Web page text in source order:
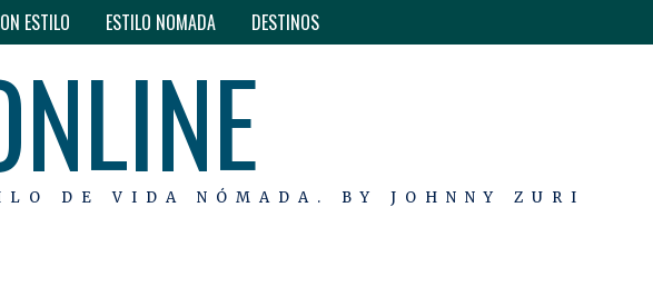
ESTILO ESTILO NOMADA DESTINOS
DE VIDA NÓMADA. BY JOHNNY ZURI